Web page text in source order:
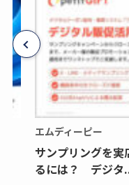
エムディーピー
サンプリングを
るには？ デジタ